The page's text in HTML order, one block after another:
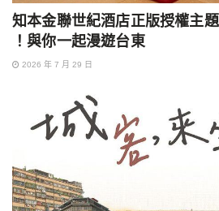
知本金聯世紀酒店正版授權主
！與你一起漫遊台東
2026 年 7 月 29 日